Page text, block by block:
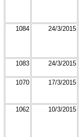
1084 24/3/2015
1083 24/3/2015
1070 17/3/2015
1062 10/3/2015